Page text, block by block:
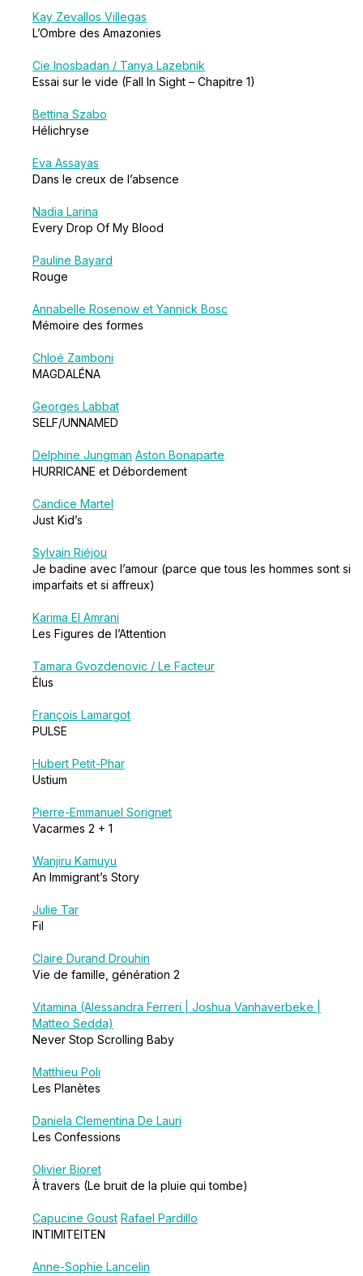
Kay Zevallos Villegas
L’Ombre des Amazonies
Cie Inosbadan / Tanya Lazebnik
Essai sur le vide (Fall In Sight – Chapitre 1)
Bettina Szabo
Hélichryse
Eva Assayas
Dans le creux de l’absence
Nadia Larina
Every Drop Of My Blood
Pauline Bayard
Rouge
Annabelle Rosenow et Yannick Bosc
Mémoire des formes
Chloé Zamboni
MAGDALÉNA
Georges Labbat
SELF/UNNAMED
Delphine Jungman Aston Bonaparte
HURRICANE et Débordement
Candice Martel
Just Kid’s
Sylvain Riéjou
Je badine avec l’amour (parce que tous les hommes sont si
imparfaits et si affreux)
Karima El Amrani
Les Figures de l’Attention
Tamara Gvozdenovic / Le Facteur
Élus
François Lamargot
PULSE
Hubert Petit-Phar
Ustium
Pierre-Emmanuel Sorignet
Vacarmes 2 + 1
Wanjiru Kamuyu
An Immigrant’s Story
Julie Tar
Fil
Claire Durand Drouhin
Vie de famille, génération 2
Vitamina (Alessandra Ferreri | Joshua Vanhaverbeke |
Matteo Sedda)
Never Stop Scrolling Baby
Matthieu Poli
Les Planètes
Daniela Clementina De Lauri
Les Confessions
Olivier Bioret
À travers (Le bruit de la pluie qui tombe)
Capucine Goust Rafael Pardillo
INTIMITEITEN
Anne-Sophie Lancelin